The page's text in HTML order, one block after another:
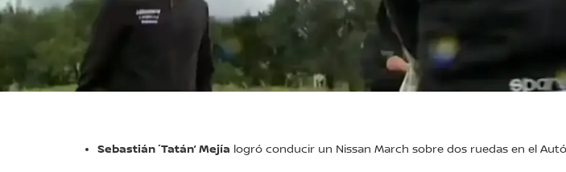
Sebastián ´Tatán’ Mejía logró conducir un Nissan March sobre dos ruedas en el